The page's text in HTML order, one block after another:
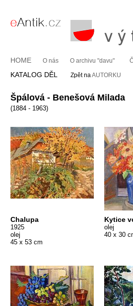
HOME O nás O archivu "davu"
KATALOG DĚL Zpět naAUTORKU
Špálová - Benešová Milada
(1884 - 1963)
Chalupa
1925
olej
45 x 53 cm
Kytice
olej
40 x 30